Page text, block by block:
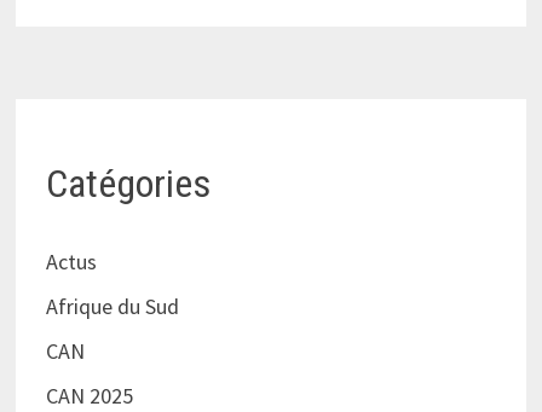
Catégories
Actus
Afrique du Sud
CAN
CAN 2025